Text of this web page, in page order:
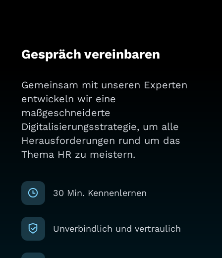
Gespräch vereinbaren
Gemeinsam mit unseren Experten
entwickeln wir eine
maßgeschneiderte
Digitalisierungsstrategie, um alle
Herausforderungen rund um das
Thema HR zu meistern.
30 Min. Kennenlernen
Unverbindlich und vertraulich